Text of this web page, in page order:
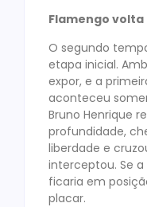
Flamengo volta
O segundo
etapa inicial.
expor, e a
aconteceu
Bruno Henrique
profundidade,
liberdade e
interceptou. Se a
ficaria em
placar.